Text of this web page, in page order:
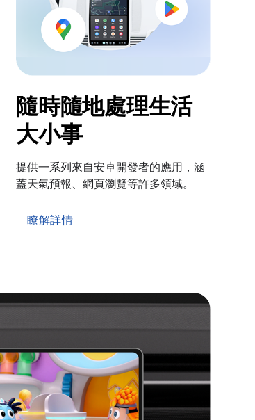
隨時隨地處理生活
大小事
提供一系列來自安卓開發者的應用，涵
蓋天氣預報、網頁瀏覽等許多領域。
瞭解詳情